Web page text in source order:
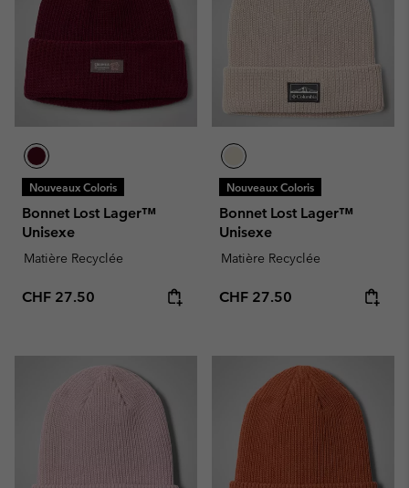
Nouveaux Coloris
Bonnet Lost Lager™
Unisexe
Matière Recyclée
Regular price:
CHF 27.50
Nouveaux Coloris
Bonnet Lost Lager™
Unisexe
Matière Recyclée
Regular price:
CHF 27.50